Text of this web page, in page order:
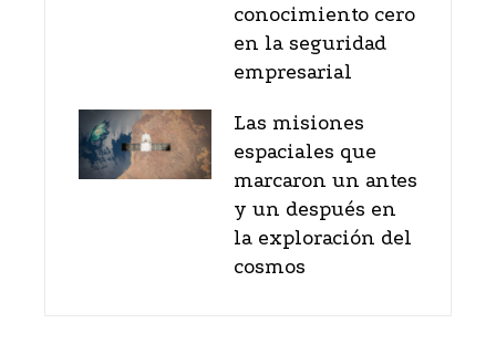
conocimiento cero
en la seguridad
empresarial
Las misiones
espaciales que
marcaron un antes
y un después en
la exploración del
cosmos